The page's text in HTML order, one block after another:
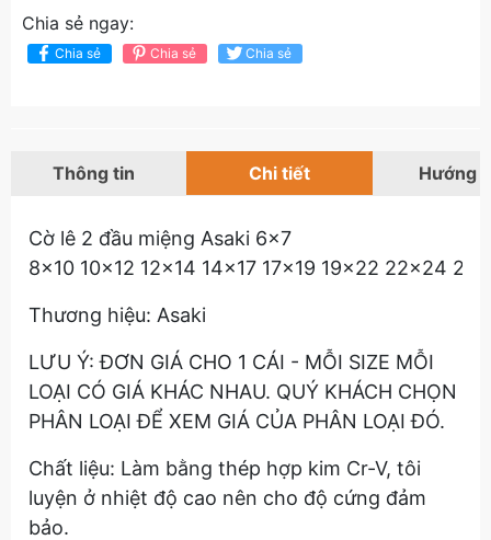
Chia sẻ ngay:
Chia sẻ Chia sẻ Chia sẻ
Thông tin Chi tiết Hướng
Cờ lê 2 đầu miệng Asaki 6x7
8x10 10x12 12x14 14x17 17x19 19x22 22x24
Thương hiệu: Asaki
LƯU Ý: ĐƠN GIÁ CHO 1 CÁI - MỖI SIZE MỖI
LOẠI CÓ GIÁ KHÁC NHAU. QUÝ KHÁCH CHỌN
PHÂN LOẠI ĐỂ XEM GIÁ CỦA PHÂN LOẠI ĐÓ.
Chất liệu: Làm bằng thép hợp kim Cr-V, tôi
luyện ở nhiệt độ cao nên cho độ cứng đảm
bảo.